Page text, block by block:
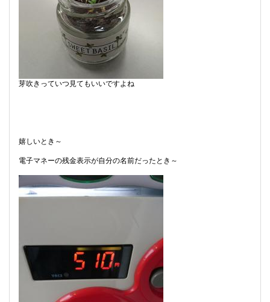
芽吹きっていつ見てもいいですよね
嬉しいとき～
電子マネーの残金表示が自分の名前だったとき～